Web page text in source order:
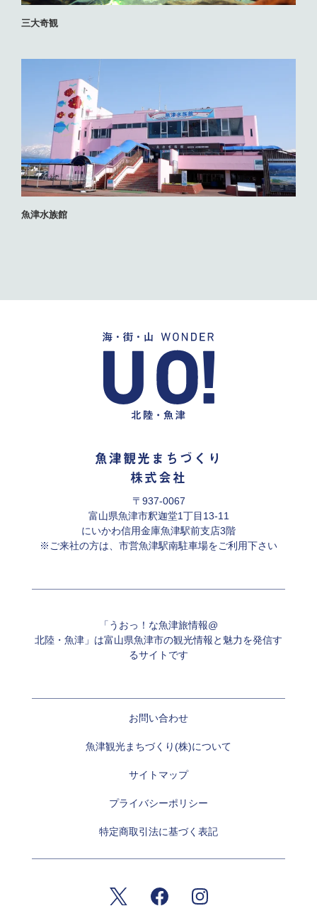
三大奇観
魚津水族館
魚津観光まちづくり
株式会社
〒937-0067
富山県魚津市釈迦堂1丁目13-11
にいかわ信用金庫魚津駅前支店3階
※ご来社の方は、市営魚津駅南駐車場をご利用下さい
「うおっ！な魚津旅情報@
北陸・魚津」は富山県魚津市の観光情報と魅力を発信す
るサイトです
お問い合わせ
魚津観光まちづくり(株)について
サイトマップ
プライバシーポリシー
特定商取引法に基づく表記